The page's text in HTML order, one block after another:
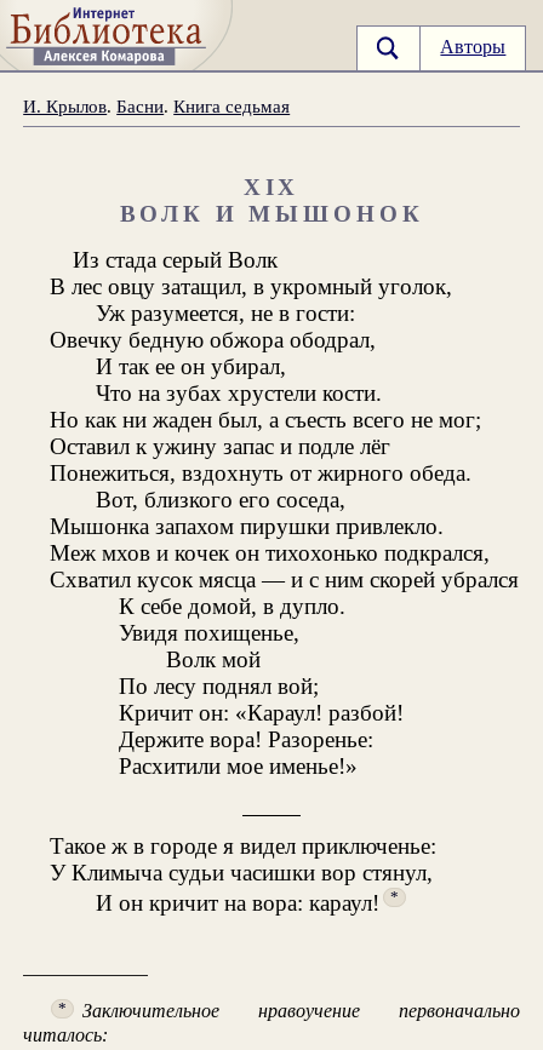
Авторы
И. Крылов.Басни.Книга седьмая
XIX
ВОЛК И МЫШОНОК
Из стада серый Волк
В лес овцу затащил, в укромный уголок,
Уж разумеется, не в гости:
Овечку бедную обжора ободрал,
И так ее он убирал,
Что на зубах хрустели кости.
Но как ни жаден был, а съесть всего не мог;
Оставил к ужину запас и подле лёг
Понежиться, вздохнуть от жирного обеда.
Вот, близкого его соседа,
Мышонка запахом пирушки привлекло.
Меж мхов и кочек он тихохонько подкрался,
Схватил кусок мясца — и с ним скорей убрался
К себе домой, в дупло.
Увидя похищенье,
Волк мой
По лесу поднял вой;
Кричит он: «Караул! разбой!
Держите вора! Разоренье:
Расхитили мое именье!»
Такое ж в городе я видел приключенье:
У Климыча судьи часишки вор стянул,
И он кричит на вора: караул!
*
*
Заключительное нравоучение первоначально
читалось: